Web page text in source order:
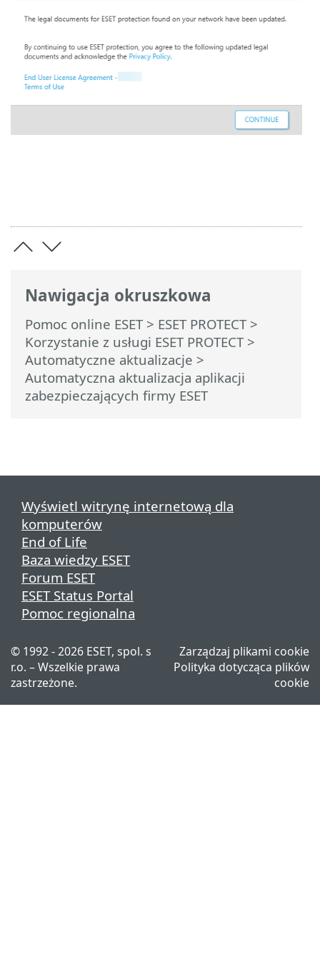
Nawigacja okruszkowa
Pomoc online ESET> ESET PROTECT>
Korzystanie z usługi ESET PROTECT>
Automatyczne aktualizacje >
Automatyczna aktualizacja aplikacji
zabezpieczających firmy ESET
Wyświetl witrynę internetową dla
komputerów
End of Life
Baza wiedzy ESET
Forum ESET
ESET Status Portal
Pomoc regionalna
© 1992 - 2026 ESET, spol. s
r.o. – Wszelkie prawa
zastrzeżone.
Zarządzaj plikami cookie
Polityka dotycząca plików
cookie